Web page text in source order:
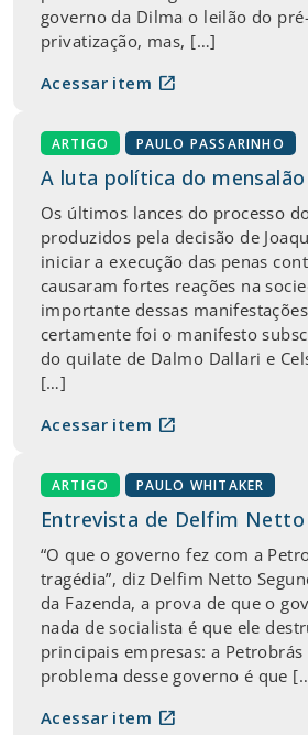
governo da Dilma o leilão do
privatização, mas, […]
Acessar item open_in_new
ARTIGO PAULO PASSARINHO
A luta política do mensalão
Os últimos lances do processo
produzidos pela decisão de
iniciar a execução das penas
causaram fortes reações na
importante dessas
certamente foi o manifesto
do quilate de Dalmo Dallari e
[…]
Acessar item open_in_new
ARTIGO PAULO WHITAKER
Entrevista de Delfim Netto
“O que o governo fez com a
tragédia”, diz Delfim Netto
da Fazenda, a prova de que o
nada de socialista é que ele
principais empresas: a Petrobrás
problema desse governo é que
Acessar item open_in_new